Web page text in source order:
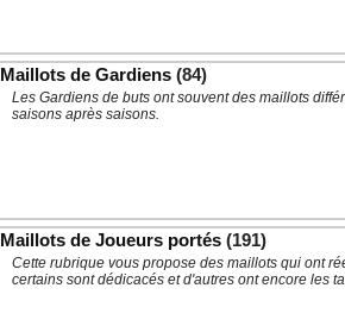
Maillots de Gardiens (84)
Les Gardiens de buts ont souvent des maillots
saisons après saisons.
Maillots de Joueurs portés (191)
Cette rubrique vous propose des maillots qui ont
certains sont dédicacés et d'autres ont encore les